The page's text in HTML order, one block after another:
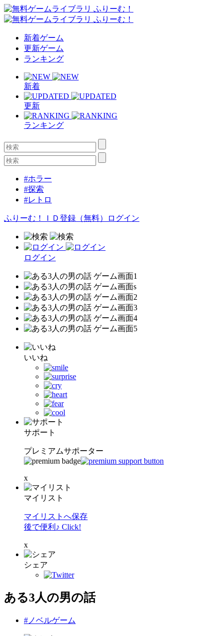
新着ゲーム
更新ゲーム
ランキング
新着
更新
ランキング
#ホラー
#探索
#レトロ
ふりーむ！ＩＤ登録（無料） ログイン
ログイン
いいね
サポート
プレミアムサポーター
x
マイリスト
マイリストへ保存
後で便利♪ Click!
x
シェア
ある3人の男の話
#ノベルゲーム